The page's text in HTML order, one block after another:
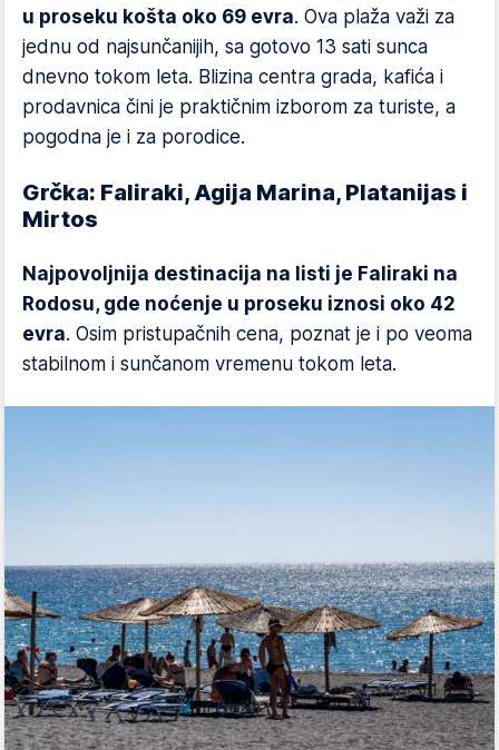
u proseku košta oko 69 evra. Ova plaža važi za
jednu od najsunčanijih, sa gotovo 13 sati sunca
dnevno tokom leta. Blizina centra grada, kafića i
prodavnica čini je praktičnim izborom za turiste, a
pogodna je i za porodice.
Grčka: Faliraki, Agija Marina, Platanijas i
Mirtos
Najpovoljnija destinacija na listi je Faliraki na
Rodosu, gde noćenje u proseku iznosi oko 42
evra. Osim pristupačnih cena, poznat je i po veoma
stabilnom i sunčanom vremenu tokom leta.